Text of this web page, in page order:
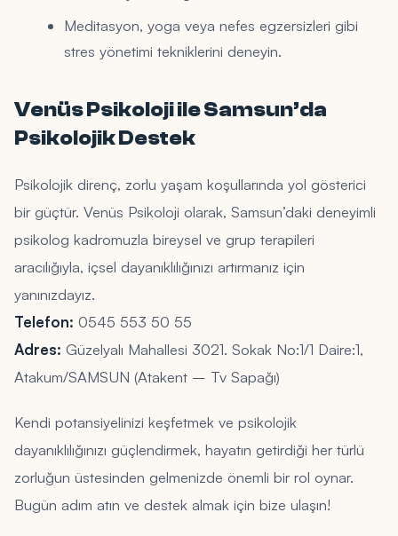
Meditasyon, yoga veya nefes egzersizleri gibi
stres yönetimi tekniklerini deneyin.
Venüs Psikoloji ile Samsun’da
Psikolojik Destek
Psikolojik direnç, zorlu yaşam koşullarında yol gösterici
bir güçtür. Venüs Psikoloji olarak, Samsun’daki deneyimli
psikolog kadromuzla bireysel ve grup terapileri
aracılığıyla, içsel dayanıklılığınızı artırmanız için
yanınızdayız.
Telefon: 0545 553 50 55
Adres: Güzelyalı Mahallesi 3021. Sokak No:1/1 Daire:1,
Atakum/SAMSUN (Atakent – Tv Sapağı)
Kendi potansiyelinizi keşfetmek ve psikolojik
dayanıklılığınızı güçlendirmek, hayatın getirdiği her türlü
zorluğun üstesinden gelmenizde önemli bir rol oynar.
Bugün adım atın ve destek almak için bize ulaşın!